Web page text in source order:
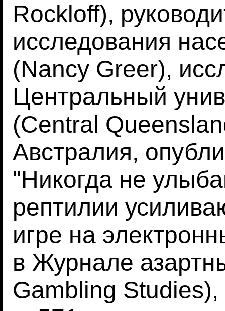
Rockloff),
исследования
(Nancy Greer),
Центральный
(Central
Австралия,
"Никогда не
рептилии
игре на
в Журнале
Gambling